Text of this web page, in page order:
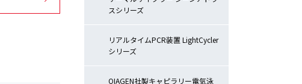
スシリーズ
リアルタイムPCR装置 LightCycler
シリーズ
QIAGEN社製キャピラリー電気泳